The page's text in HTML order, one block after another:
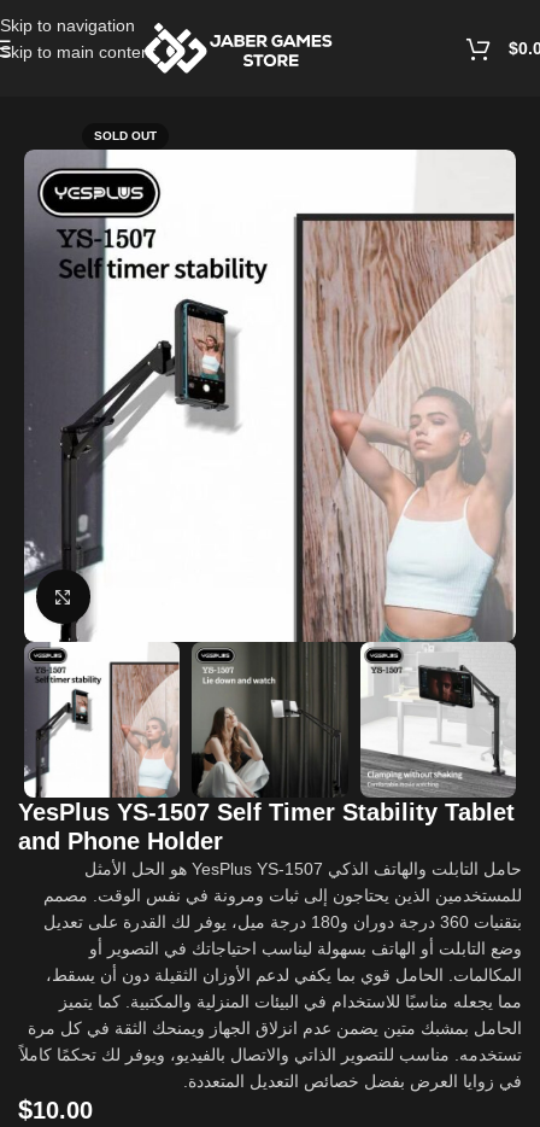
Skip to navigation
Skip to main content
$
SOLD OUT
Click to enlarge
YesPlus YS-1507 Self Timer Stability Tablet
and Phone Holder
حامل التابلت والهاتف الذكي YesPlus YS-1507 هو الحل الأمثل
للمستخدمين الذين يحتاجون إلى ثبات ومرونة في نفس الوقت. مصمم
بتقنيات 360 درجة دوران و180 درجة ميل، يوفر لك القدرة على تعديل
وضع التابلت أو الهاتف بسهولة ليناسب احتياجاتك في التصوير أو
المكالمات. الحامل قوي بما يكفي لدعم الأوزان الثقيلة دون أن يسقط،
مما يجعله مناسبًا للاستخدام في البيئات المنزلية والمكتبية. كما يتميز
الحامل بمشبك متين يضمن عدم انزلاق الجهاز ويمنحك الثقة في كل مرة
تستخدمه. مناسب للتصوير الذاتي والاتصال بالفيديو، ويوفر لك تحكمًا كاملاً
في زوايا العرض بفضل خصائص التعديل المتعددة.
$10.00